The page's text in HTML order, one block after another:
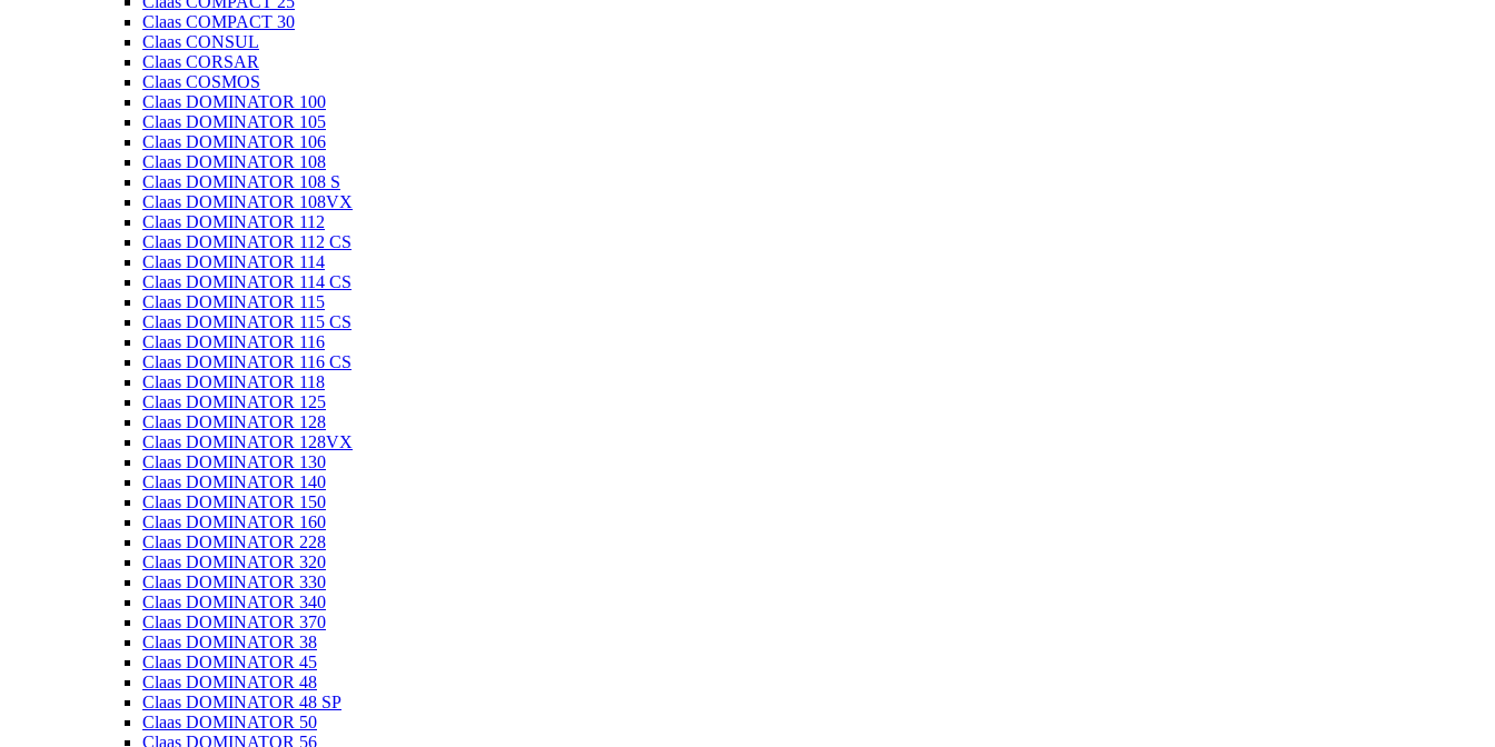
Claas COMPACT 30
Claas CONSUL
Claas CORSAR
Claas COSMOS
Claas DOMINATOR 100
Claas DOMINATOR 105
Claas DOMINATOR 106
Claas DOMINATOR 108
Claas DOMINATOR 108 S
Claas DOMINATOR 108VX
Claas DOMINATOR 112
Claas DOMINATOR 112 CS
Claas DOMINATOR 114
Claas DOMINATOR 114 CS
Claas DOMINATOR 115
Claas DOMINATOR 115 CS
Claas DOMINATOR 116
Claas DOMINATOR 116 CS
Claas DOMINATOR 118
Claas DOMINATOR 125
Claas DOMINATOR 128
Claas DOMINATOR 128VX
Claas DOMINATOR 130
Claas DOMINATOR 140
Claas DOMINATOR 150
Claas DOMINATOR 160
Claas DOMINATOR 228
Claas DOMINATOR 320
Claas DOMINATOR 330
Claas DOMINATOR 340
Claas DOMINATOR 370
Claas DOMINATOR 38
Claas DOMINATOR 45
Claas DOMINATOR 48
Claas DOMINATOR 48 SP
Claas DOMINATOR 50
Claas DOMINATOR 56